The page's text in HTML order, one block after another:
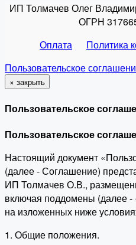
ИП Толмачев Олег
ОГРН
Оплата
Политика
Пользовательское
× закрыть
Пользовательское
Пользовательское
Настоящий документ
(далее - Соглашение)
ИП Толмачев О.В.,
включая поддомены (далее -
на изложенных ниже
1. Общие положения.